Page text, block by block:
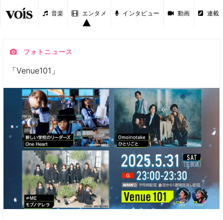
音楽 エンタメ インタビュー 動画 連載
フォトニュース
「Venue101」